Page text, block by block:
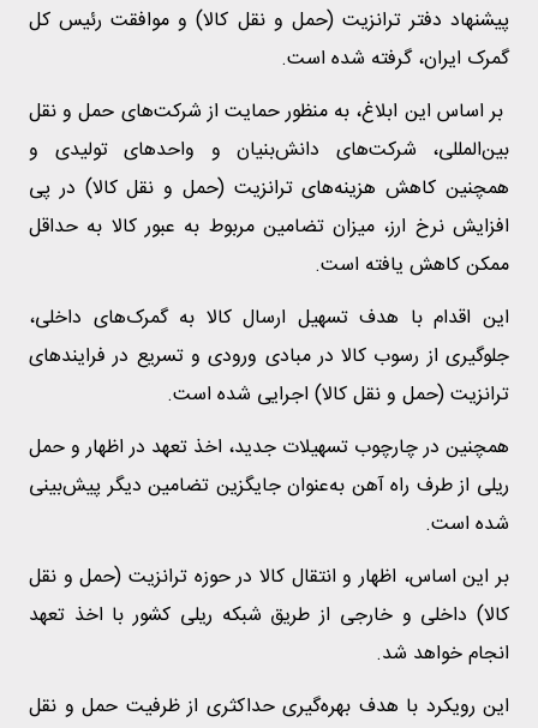
پیشنهاد دفتر ترانزیت (حمل و نقل کالا) و موافقت رئیس کل
گمرک ایران، گرفته شده است.
بر اساس این ابلاغ، به منظور حمایت از شرکت‌های حمل و نقل
بین‌المللی، شرکت‌های دانش‌بنیان و واحد‌های تولیدی و
همچنین کاهش هزینه‌های ترانزیت (حمل و نقل کالا) در پی
افزایش نرخ ارز، میزان تضامین مربوط به عبور کالا به حداقل
ممکن کاهش یافته است.
این اقدام با هدف تسهیل ارسال کالا به گمرک‌های داخلی،
جلوگیری از رسوب کالا در مبادی ورودی و تسریع در فرایند‌های
ترانزیت (حمل و نقل کالا) اجرایی شده است.
همچنین در چارچوب تسهیلات جدید، اخذ تعهد در اظهار و حمل
ریلی از طرف راه آهن به‌عنوان جایگزین تضامین دیگر پیش‌بینی
شده است.
بر این اساس، اظهار و انتقال کالا در حوزه ترانزیت (حمل و نقل
کالا) داخلی و خارجی از طریق شبکه ریلی کشور با اخذ تعهد
انجام خواهد شد.
این رویکرد با هدف بهره‌گیری حداکثری از ظرفیت حمل و نقل